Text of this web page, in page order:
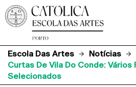
Escola Das Artes
Notícias
Curtas De Vila Do Conde: Vários
Selecionados